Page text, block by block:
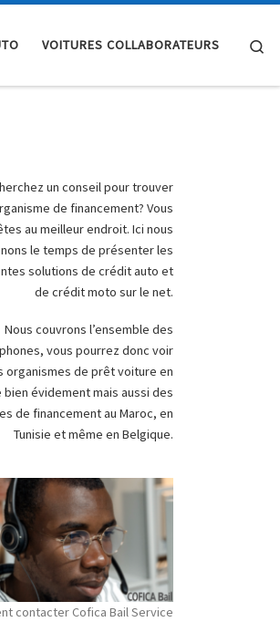
VOITURES COLLABORATEURS
un conseil pour trouver
de financement? Vous
au meilleur endroit. Ici nous
le temps de présenter les
solutions de crédit auto et
de crédit moto sur le net.
Nous couvrons l’ensemble des
vous pourrez donc voir
organismes de prêt voiture en
bien évidement mais aussi des
de financement au Maroc, en
Tunisie et même en Belgique.
contacter Cofica Bail Service